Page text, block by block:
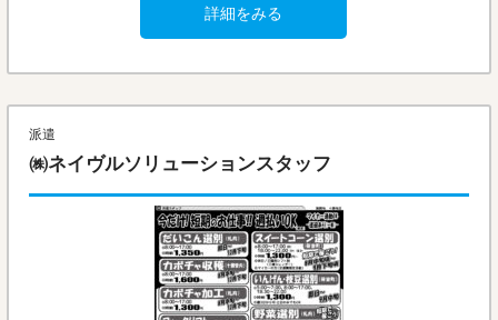
詳細をみる
派遣
㈱ネイヴルソリューションスタッフ